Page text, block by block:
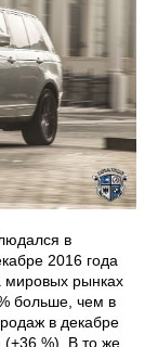
в
2016 года
рынках
больше, чем в
в декабре
%). В то же